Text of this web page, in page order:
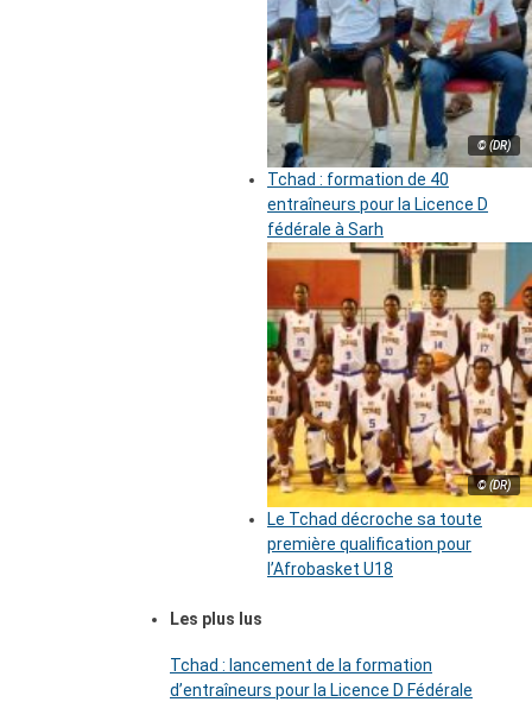
© (DR)
Tchad : formation de 40
entraîneurs pour la Licence D
fédérale à Sarh
© (DR)
Le Tchad décroche sa toute
première qualification pour
l’Afrobasket U18
Les plus lus
Tchad : lancement de la formation
d’entraîneurs pour la Licence D Fédérale